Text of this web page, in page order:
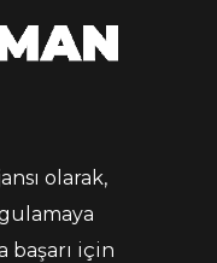
olarak,
başarı için